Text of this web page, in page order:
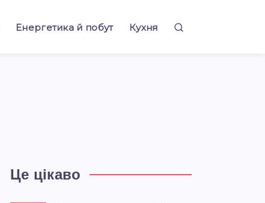
Енергетика й побут Кухня
Це цікаво